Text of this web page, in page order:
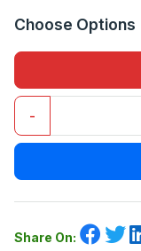
Choose Options
-
Share On: